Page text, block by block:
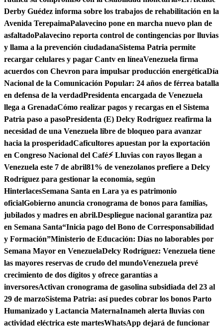
Derby Guédez informa sobre los trabajos de rehabilitación en la
Avenida TerepaimaPalavecino pone en marcha nuevo plan de
asfaltadoPalavecino reporta control de contingencias por lluvias
y llama a la prevención ciudadanaSistema Patria permite
recargar celulares y pagar Cantv en líneaVenezuela firma
acuerdos con Chevron para impulsar producción energéticaDía
Nacional de la Comunicación Popular: 24 años de férrea batalla
en defensa de la verdadPresidenta encargada de Venezuela
llega a GrenadaCómo realizar pagos y recargas en el Sistema
Patria paso a pasoPresidenta (E) Delcy Rodríguez reafirma la
necesidad de una Venezuela libre de bloqueo para avanzar
hacia la prosperidadCaficultores apuestan por la exportación
en Congreso Nacional del Café⚡ Lluvias con rayos llegan a
Venezuela este 7 de abril81% de venezolanos prefiere a Delcy
Rodríguez para gestionar la economía, según
HinterlacesSemana Santa en Lara ya es patrimonio
oficialGobierno anuncia cronograma de bonos para familias,
jubilados y madres en abril.Despliegue nacional garantiza paz
en Semana Santa“Inicia pago del Bono de Corresponsabilidad
y Formación”Ministerio de Educación: Días no laborables por
Semana Mayor en VenezuelaDelcy Rodríguez: Venezuela tiene
las mayores reservas de crudo del mundoVenezuela prevé
crecimiento de dos dígitos y ofrece garantías a
inversoresActivan cronograma de gasolina subsidiada del 23 al
29 de marzoSistema Patria: así puedes cobrar los bonos Parto
Humanizado y Lactancia MaternaInameh alerta lluvias con
actividad eléctrica este martesWhatsApp dejará de funcionar